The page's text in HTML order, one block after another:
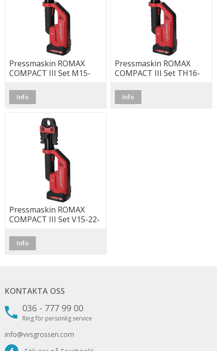
Pressmaskin ROMAX
COMPACT III Set M15-
Info
Pressmaskin ROMAX
COMPACT III Set TH16-
Info
Pressmaskin ROMAX
COMPACT III Set V15-22-
Info
KONTAKTA OSS
036 - 777 99 00
Ring för personlig service
info@vvsgrossen.com